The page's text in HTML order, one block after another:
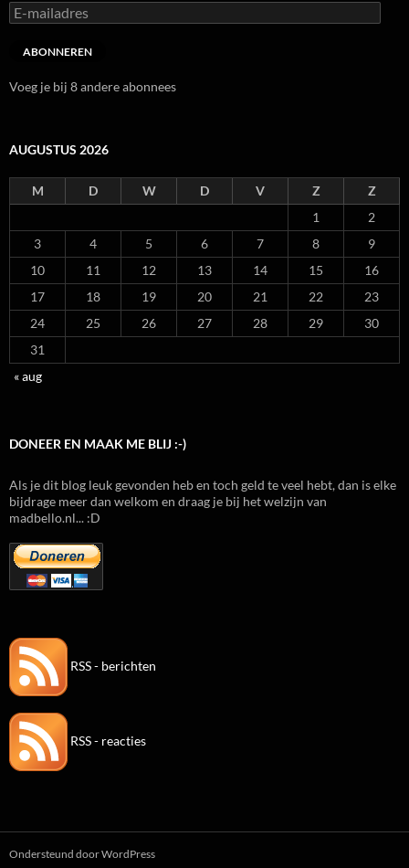
E-
mailadres
ABONNEREN
Voeg je bij 8 andere abonnees
AUGUSTUS 2026
M D W D V Z
Z
1
2
3
4 5 6 7 8
9
10
11 12 13 14 15
16
17
18 19 20 21 22
23
24
25 26 27 28 29
30
31
« aug
DONEER EN MAAK ME BLIJ :-)
Als je dit blog leuk gevonden heb en toch geld te veel hebt, dan is elke
bijdrage meer dan welkom en draag je bij het welzijn van
madbello.nl... :D
RSS - berichten
RSS - reacties
Ondersteund door WordPress